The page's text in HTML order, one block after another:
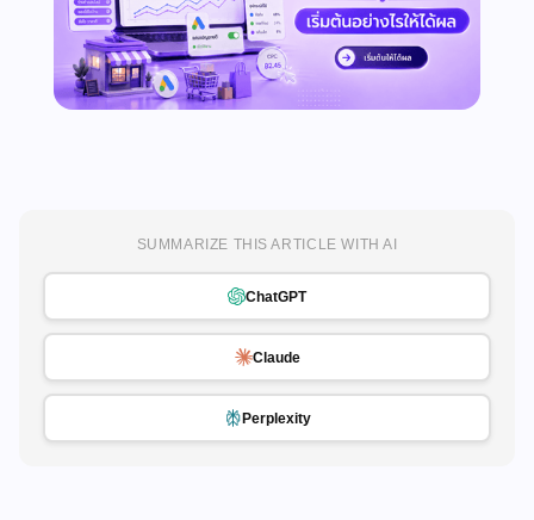
SUMMARIZE THIS ARTICLE WITH AI
ChatGPT
Claude
Perplexity